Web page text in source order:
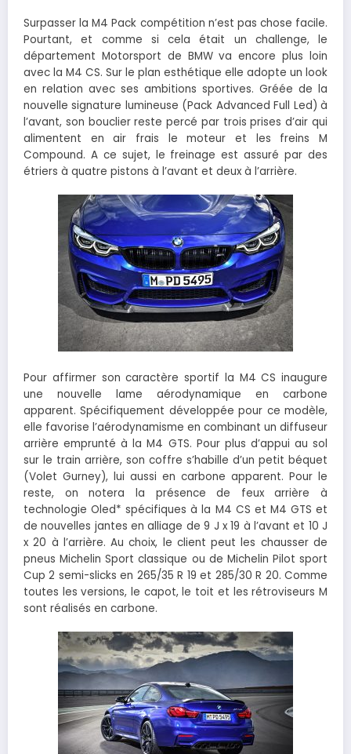
Surpasser la M4 Pack compétition n’est pas chose facile.
Pourtant, et comme si cela était un challenge, le
département Motorsport de BMW va encore plus loin
avec la M4 CS. Sur le plan esthétique elle adopte un look
en relation avec ses ambitions sportives. Gréée de la
nouvelle signature lumineuse (Pack Advanced Full Led) à
l’avant, son bouclier reste percé par trois prises d’air qui
alimentent en air frais le moteur et les freins M
Compound. A ce sujet, le freinage est assuré par des
étriers à quatre pistons à l’avant et deux à l’arrière.
Pour affirmer son caractère sportif la M4 CS inaugure
une nouvelle lame aérodynamique en carbone
apparent. Spécifiquement développée pour ce modèle,
elle favorise l’aérodynamisme en combinant un diffuseur
arrière emprunté à la M4 GTS. Pour plus d’appui au sol
sur le train arrière, son coffre s’habille d’un petit béquet
(Volet Gurney), lui aussi en carbone apparent. Pour le
reste, on notera la présence de feux arrière à
technologie Oled* spécifiques à la M4 CS et M4 GTS et
de nouvelles jantes en alliage de 9 J x 19 à l’avant et 10 J
x 20 à l’arrière. Au choix, le client peut les chausser de
pneus Michelin Sport classique ou de Michelin Pilot sport
Cup 2 semi-slicks en 265/35 R 19 et 285/30 R 20. Comme
toutes les versions, le capot, le toit et les rétroviseurs M
sont réalisés en carbone.